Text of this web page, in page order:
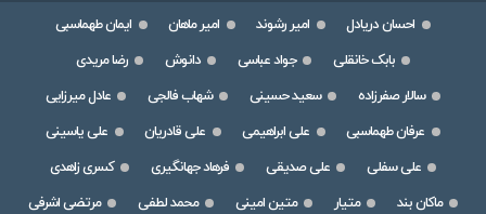
احسان دریادل امیر رشوند امیر ماهان
ایمان طهماسبی
بابک خانقلی
جواد عباسی دانوش
رضا مریدی
سالار صفرزاده
سعید حسینی شهاب فالجی
عادل میرزایی
عرفان طهماسبی
علی ابراهیمی علی قادریان
علی یاسینی
علی سفلی
علی صدیقی فرهاد جهانگیری
کسری زاهدی
ماکان بند
متیار متین امینی محمد لطفی
مرتضی اشرفی